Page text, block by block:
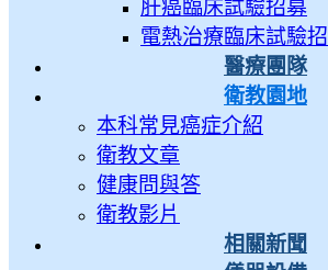
肝癌臨床試驗招募
電熱治療臨床試驗
醫療團隊
衛教園地
本科常見癌症介紹
衛教文章
健康問與答
衛教影片
相關新聞